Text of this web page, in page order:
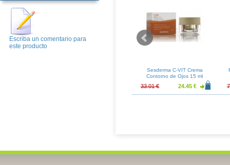
Escriba un comentario para
este producto
Sesderma C-VIT Crema
Contorno de Ojos 15 ml
33.01 € 24.45 €